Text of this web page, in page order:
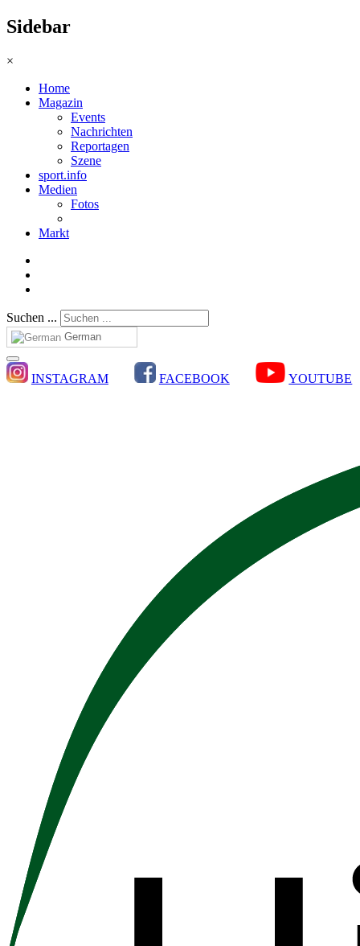
Sidebar
×
Home
Magazin
Events
Nachrichten
Reportagen
Szene
sport.info
Medien
Fotos
Markt
Suchen ...
German
INSTAGRAM FACEBOOK YOUTUBE